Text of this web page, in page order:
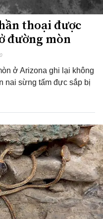
thoại được
đường mòn
ở Arizona ghi lại không
nai sừng tấm đực sắp bị